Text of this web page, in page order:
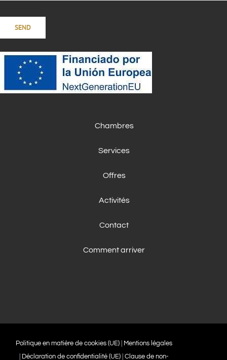
Chambres
Services
Offres
Activités
Contact
Comment arriver
Politique en matière de cookies (UE)| Mentions légales
Déclaration de confidentialité (UE)| Clause de non-